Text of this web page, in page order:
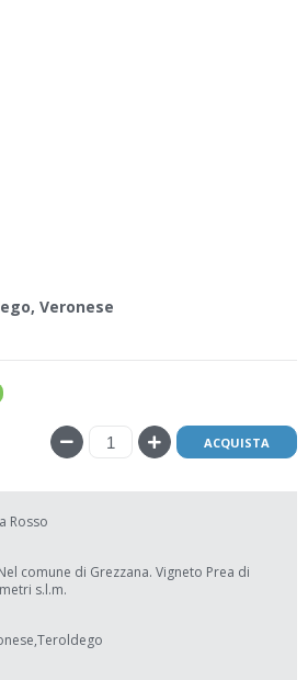
Veronese
ACQUISTA
Rosso
comune di Grezzana. Vigneto Prea di
s.l.m.